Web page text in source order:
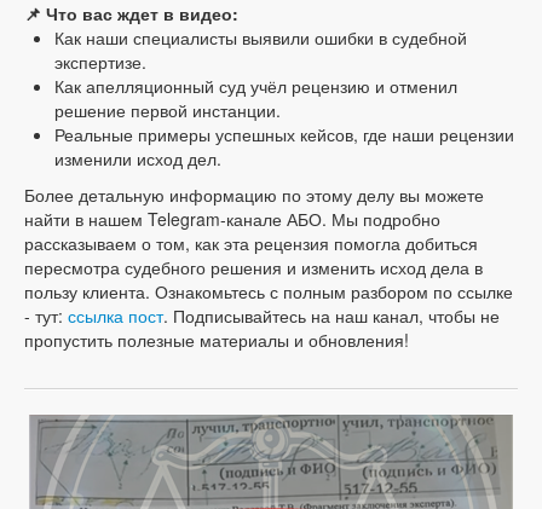
📌 Что вас ждет в видео:
Как наши специалисты выявили ошибки в судебной
экспертизе.
Как апелляционный суд учёл рецензию и отменил
решение первой инстанции.
Реальные примеры успешных кейсов, где наши рецензии
изменили исход дел.
Более детальную информацию по этому делу вы можете
найти в нашем Telegram-канале АБО. Мы подробно
рассказываем о том, как эта рецензия помогла добиться
пересмотра судебного решения и изменить исход дела в
пользу клиента. Ознакомьтесь с полным разбором по ссылке
- тут: ссылка пост. Подписывайтесь на наш канал, чтобы не
пропустить полезные материалы и обновления!